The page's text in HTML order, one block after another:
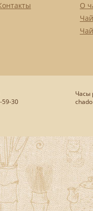
О
59-30
Часы